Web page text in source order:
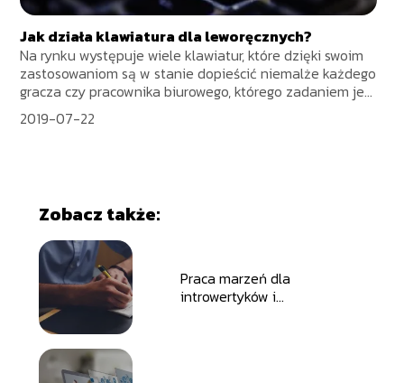
Jak działa klawiatura dla leworęcznych?
Na rynku występuje wiele klawiatur, które dzięki swoim
zastosowaniom są w stanie dopieścić niemalże każdego
gracza czy pracownika biurowego, którego zadaniem je...
2019-07-22
Zobacz także:
Praca marzeń dla
introwertyków i